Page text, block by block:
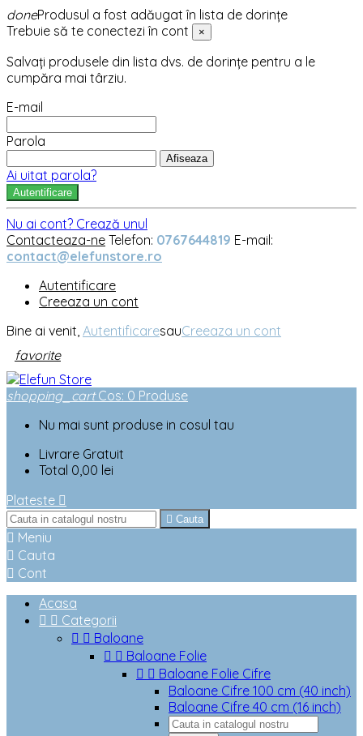
doneProdusul a fost adăugat în lista de dorințe
Trebuie să te conectezi în cont
×
Salvați produsele din lista dvs. de dorințe pentru a le
cumpăra mai târziu.
E-mail
Parola
Afiseaza
Ai uitat parola?
Autentificare
Nu ai cont? Crează unul
Contacteaza-ne Telefon: 0767644819 E-mail:
contact@elefunstore.ro
Autentificare
Creeaza un cont
Bine ai venit, AutentificaresauCreeaza un cont
favorite
shopping_cart Cos: 0 Produse
Nu mai sunt produse in cosul tau
Livrare Gratuit
Total 0,00 lei
Plateste 
 Cauta
 Meniu
 Cauta
 Cont
Acasa
  Categorii
  Baloane
  Baloane Folie
  Baloane Folie Cifre
Baloane Cifre 100 cm (40 inch)
Baloane Cifre 40 cm (16 inch)